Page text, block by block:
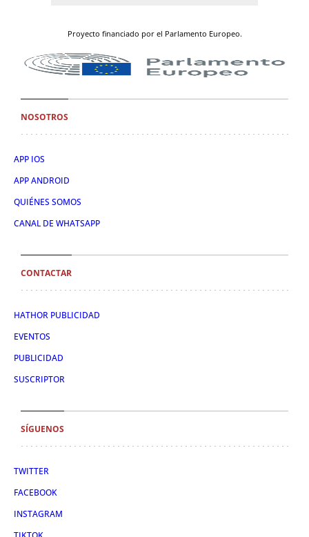
Proyecto financiado por el Parlamento Europeo.
NOSOTROS
APP IOS
APP ANDROID
QUIÉNES SOMOS
CANAL DE WHATSAPP
CONTACTAR
HATHOR PUBLICIDAD
EVENTOS
PUBLICIDAD
SUSCRIPTOR
SÍGUENOS
TWITTER
FACEBOOK
INSTAGRAM